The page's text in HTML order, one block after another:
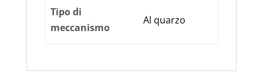
Tipo di
meccanismo
Al quarzo